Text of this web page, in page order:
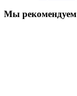
Мы рекомендуем